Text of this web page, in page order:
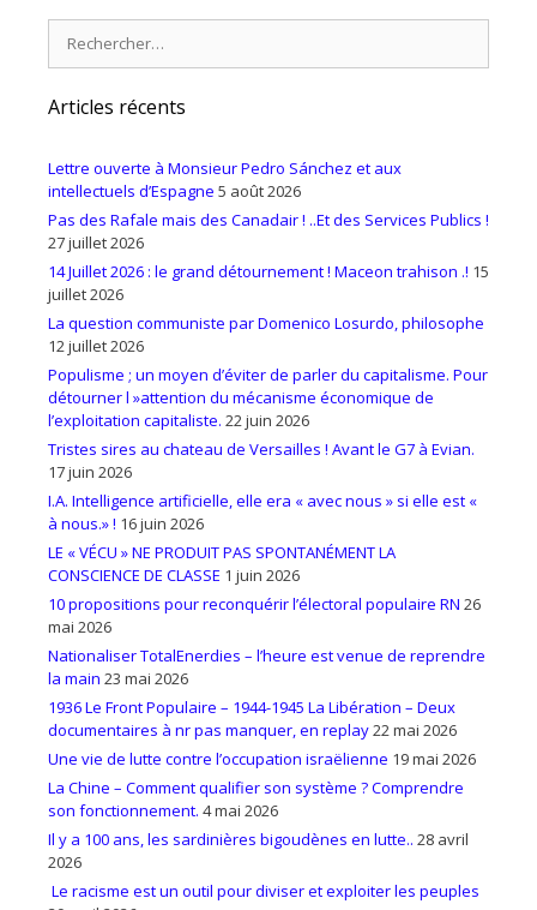
Articles récents
Lettre ouverte à Monsieur Pedro Sánchez et aux
intellectuels d’Espagne 5 août 2026
Pas des Rafale mais des Canadair ! ..Et des Services Publics !
27 juillet 2026
14 Juillet 2026 : le grand détournement ! Maceon trahison .! 15
juillet 2026
La question communiste par Domenico Losurdo, philosophe
12 juillet 2026
Populisme ; un moyen d’éviter de parler du capitalisme. Pour
détourner l »attention du mécanisme économique de
l’exploitation capitaliste. 22 juin 2026
Tristes sires au chateau de Versailles ! Avant le G7 à Evian.
17 juin 2026
I.A. Intelligence artificielle, elle era « avec nous » si elle est «
à nous.» ! 16 juin 2026
LE « VÉCU » NE PRODUIT PAS SPONTANÉMENT LA
CONSCIENCE DE CLASSE 1 juin 2026
10 propositions pour reconquérir l’électoral populaire RN 26
mai 2026
Nationaliser TotalEnerdies – l’heure est venue de reprendre
la main 23 mai 2026
1936 Le Front Populaire – 1944-1945 La Libération – Deux
documentaires à nr pas manquer, en replay22 mai 2026
Une vie de lutte contre l’occupation israëlienne 19 mai 2026
La Chine – Comment qualifier son système ? Comprendre
son fonctionnement. 4 mai 2026
Il y a 100 ans, les sardinières bigoudènes en lutte.. 28 avril
2026
Le racisme est un outil pour diviser et exploiter les peuples